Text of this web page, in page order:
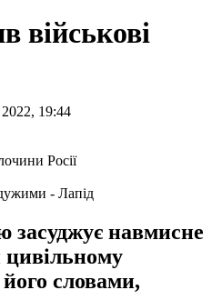
військові
19:44
- Лапід
засуджує навмисне
цивільному
словами,